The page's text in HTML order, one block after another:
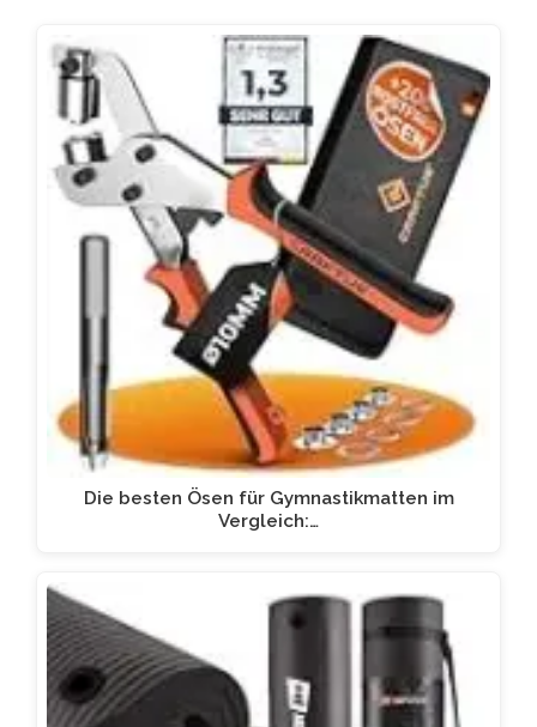
Die besten Ösen für Gymnastikmatten im
Vergleich:…